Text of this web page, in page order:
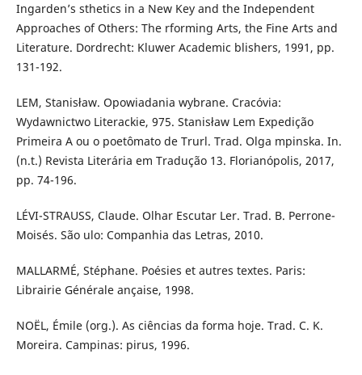
Ingarden’s sthetics in a New Key and the Independent
Approaches of Others: The rforming Arts, the Fine Arts and
Literature. Dordrecht: Kluwer Academic blishers, 1991, pp.
131-192.
LEM, Stanisław. Opowiadania wybrane. Cracóvia:
Wydawnictwo Literackie, 975. Stanisław Lem Expedição
Primeira A ou o poetômato de Trurl. Trad. Olga mpinska. In.
(n.t.) Revista Literária em Tradução 13. Florianópolis, 2017,
pp. 74-196.
LÉVI-STRAUSS, Claude. Olhar Escutar Ler. Trad. B. Perrone-
Moisés. São ulo: Companhia das Letras, 2010.
MALLARMÉ, Stéphane. Poésies et autres textes. Paris:
Librairie Générale ançaise, 1998.
NOËL, Émile (org.). As ciências da forma hoje. Trad. C. K.
Moreira. Campinas: pirus, 1996.